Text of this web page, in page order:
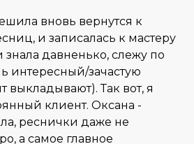
вновь вернутся к
и записалась к мастеру
знала давненько, слежу по
интересный/зачастую
выкладывают). Так вот, я
клиент. Оксана -
реснички даже не
а самое главное